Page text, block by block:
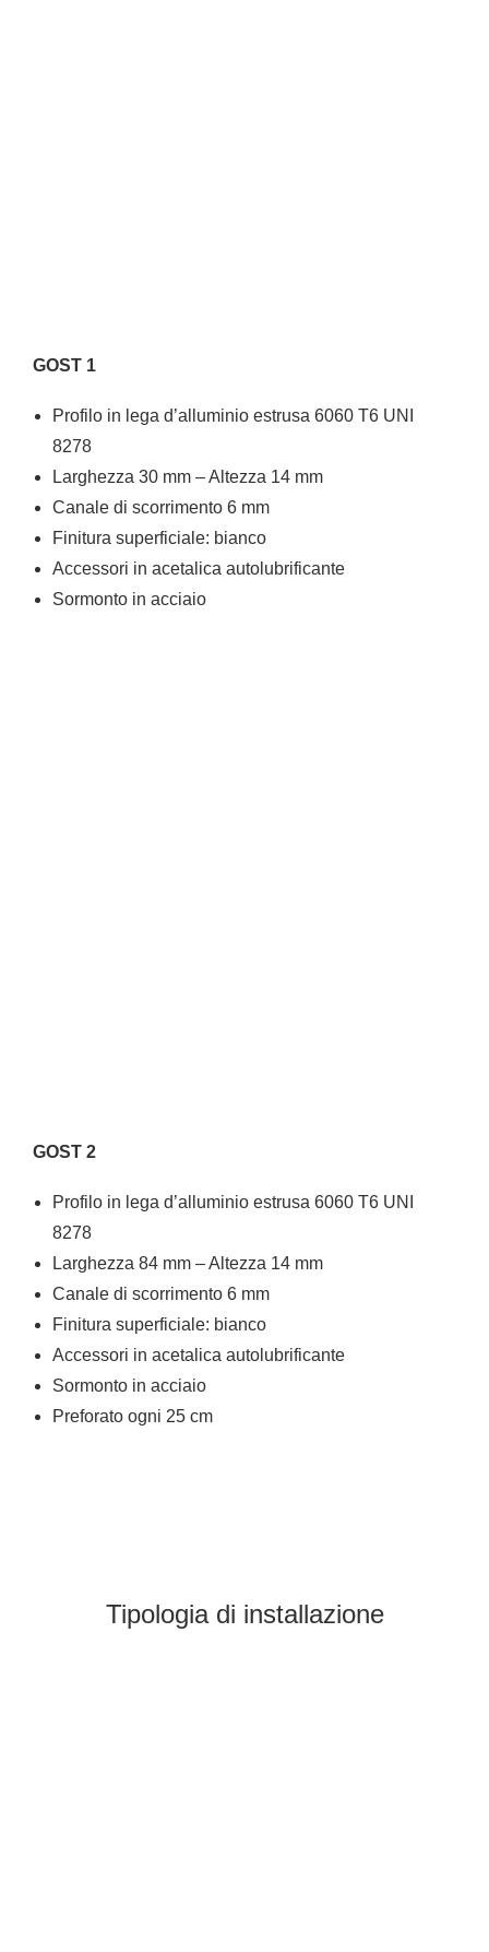
GOST 1
Profilo in lega d’alluminio estrusa 6060 T6 UNI
8278
Larghezza 30 mm – Altezza 14 mm
Canale di scorrimento 6 mm
Finitura superficiale: bianco
Accessori in acetalica autolubrificante
Sormonto in acciaio
GOST 2
Profilo in lega d’alluminio estrusa 6060 T6 UNI
8278
Larghezza 84 mm – Altezza 14 mm
Canale di scorrimento 6 mm
Finitura superficiale: bianco
Accessori in acetalica autolubrificante
Sormonto in acciaio
Preforato ogni 25 cm
Tipologia di installazione